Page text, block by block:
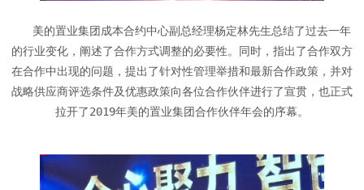
美的置业集团成本合约中心副总经理杨定林先生总结了过去一年
的行业变化，阐述了合作方式调整的必要性。同时，指出了合作双方
在合作中出现的问题，提出了针对性管理举措和最新合作政策，并对
战略供应商评选条件及优惠政策向各位合作伙伴进行了宣贯，也正式
拉开了2019年美的置业集团合作伙伴年会的序幕。